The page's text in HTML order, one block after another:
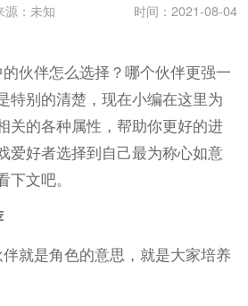
源：未知 时间：2021-08-04
伙伴怎么选择？哪个伙伴更强一
特别的清楚，现在小编在这里为
关的各种属性，帮助你更好的进
爱好者选择到自己最为称心如意
文吧。
就是角色的意思，就是大家培养